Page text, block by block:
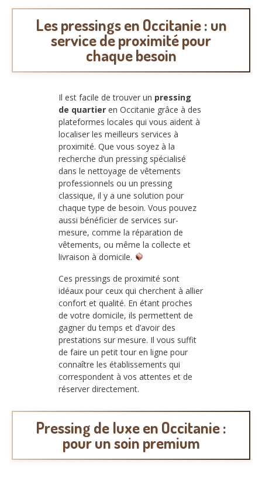
Les pressings en Occitanie : un
service de proximité pour
chaque besoin
Il est facile de trouver un pressing
de quartier en Occitanie grâce à des
plateformes locales qui vous aident à
localiser les meilleurs services à
proximité. Que vous soyez à la
recherche d’un pressing spécialisé
dans le nettoyage de vêtements
professionnels ou un pressing
classique, il y a une solution pour
chaque type de besoin. Vous pouvez
aussi bénéficier de services sur-
mesure, comme la réparation de
vêtements, ou même la collecte et
livraison à domicile.
Ces pressings de proximité sont
idéaux pour ceux qui cherchent à allier
confort et qualité. En étant proches
de votre domicile, ils permettent de
gagner du temps et d’avoir des
prestations sur mesure. Il vous suffit
de faire un petit tour en ligne pour
connaître les établissements qui
correspondent à vos attentes et de
réserver directement.
Pressing de luxe en Occitanie :
pour un soin premium